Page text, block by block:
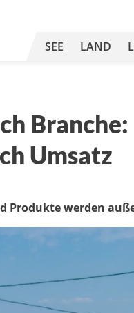
SEE LAND
Umsatz
Produkte werden